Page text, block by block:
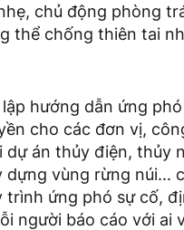
chủ động phòng
thể chống thiên tai
hướng dẫn ứng
cho các đơn vị,
dự án thủy điện, thủy
dựng vùng rừng núi...
trình ứng phó sự cố,
người báo cáo với ai